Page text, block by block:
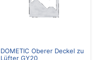
DOMETIC Oberer Deckel zu
Lüfter GY20